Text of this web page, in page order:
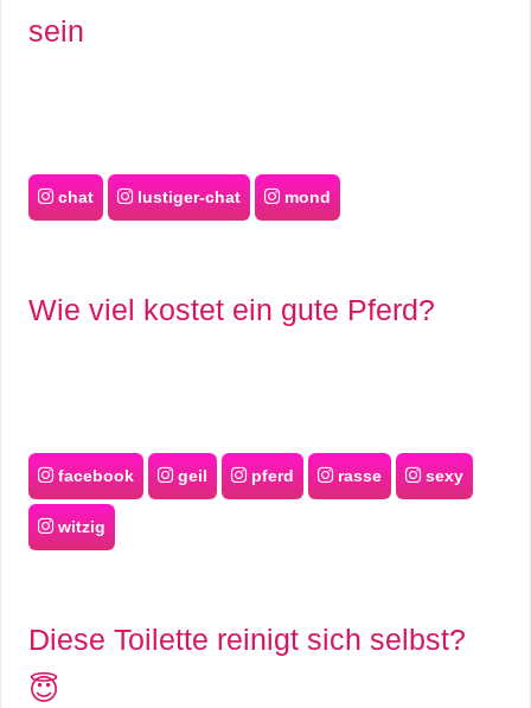
sein
chat lustiger-chat mond
Wie viel kostet ein gute Pferd?
facebook geil pferd rasse sexy
witzig
Diese Toilette reinigt sich selbst?
😇